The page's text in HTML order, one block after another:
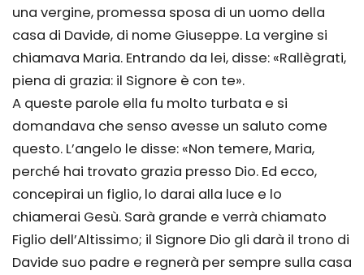
una vergine, promessa sposa di un uomo della
casa di Davide, di nome Giuseppe. La vergine si
chiamava Maria. Entrando da lei, disse: «Rallègrati,
piena di grazia: il Signore è con te».
A queste parole ella fu molto turbata e si
domandava che senso avesse un saluto come
questo. L’angelo le disse: «Non temere, Maria,
perché hai trovato grazia presso Dio. Ed ecco,
concepirai un figlio, lo darai alla luce e lo
chiamerai Gesù. Sarà grande e verrà chiamato
Figlio dell’Altissimo; il Signore Dio gli darà il trono di
Davide suo padre e regnerà per sempre sulla casa